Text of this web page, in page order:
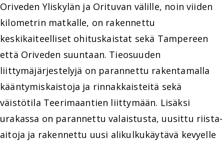
Oriveden Yliskylän ja Orituvan välille, noin viiden
kilometrin matkalle, on rakennettu
keskikaiteelliset ohituskaistat sekä Tampereen
että Oriveden suuntaan. Tieosuuden
liittymäjärjestelyjä on parannettu rakentamalla
kääntymiskaistoja ja rinnakkaisteitä sekä
väistötila Teerimaantien liittymään. Lisäksi
urakassa on parannettu valaistusta, uusittu riista-
aitoja ja rakennettu uusi alikulkukäytävä kevyelle